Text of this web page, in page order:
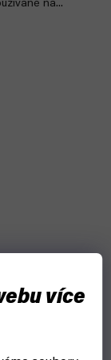
více
na...